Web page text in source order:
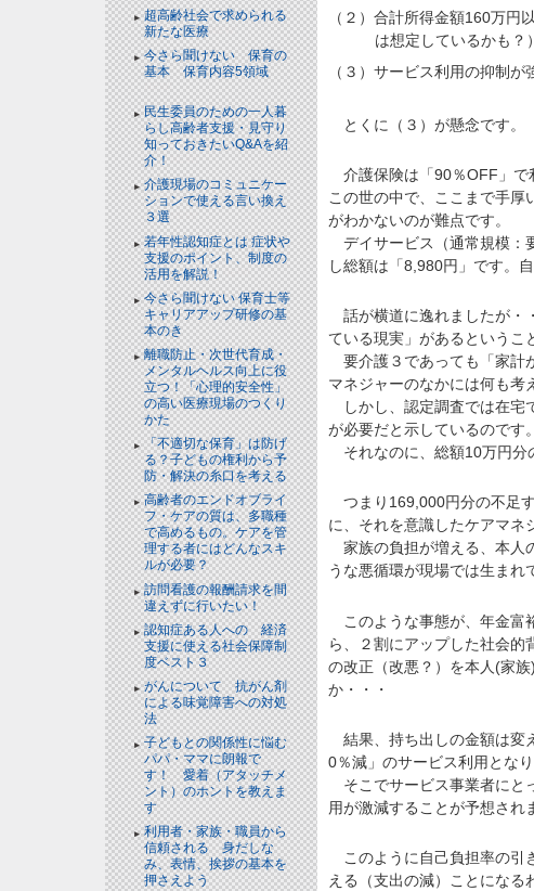
超高齢社会で求められる
新たな医療NEW!
今さら聞けない 保育の
基本 保育内容5領域
NEW!
民生委員のための一人暮
らし高齢者支援・見守り
知っておきたいQ&Aを紹
介！NEW!
介護現場のコミュニケー
ションで使える言い換え
３選NEW!
若年性認知症とは 症状や
支援のポイント、制度の
活用を解説！NEW!
今さら聞けない 保育士等
キャリアアップ研修の基
本のき
離職防止・次世代育成・
メンタルヘルス向上に役
立つ！「心理的安全性」
の高い医療現場のつくり
かた
「不適切な保育」は防げ
る？子どもの権利から予
防・解決の糸口を考える
高齢者のエンドオブライ
フ・ケアの質は、多職種
で高めるもの。ケアを管
理する者にはどんなスキ
ルが必要？
訪問看護の報酬請求を間
違えずに行いたい！
認知症ある人への 経済
支援に使える社会保障制
度ベスト３
がんについて 抗がん剤
による味覚障害への対処
法
子どもとの関係性に悩む
パパ・ママに朗報で
す！ 愛着（アタッチメ
ント）のホントを教えま
す
利用者・家族・職員から
信頼される 身だしな
み、表情、挨拶の基本を
押さえよう
（２）合計所得金額160万
は想定しているかも？）
（３）サービス利用の抑制が
とくに（３）が懸念です。
介護保険は「90％OFF」で
この世の中で、ここまで手
がわかないのが難点です。
デイサービス（通常規模：
し総額は「8,980円」です。
話が横道に逸れましたが・
ている現実」があるというこ
要介護３であっても「家計
マネジャーのなかには何も考
しかし、認定調査では在宅
が必要だと示しているのです。
それなのに、総額10万円分
つまり169,000円分の不足
に、それを意識したケアマネ
家族の負担が増える、本人
うな悪循環が現場では生まれ
このような事態が、年金富
ら、２割にアップした社会的
の改正（改悪？）を本人(家
か・・・
結果、持ち出しの金額は変
0％減」のサービス利用となり
そこでサービス事業者にと
用が激減することが予想され
このように自己負担率の引
える（支出の減）ことになる